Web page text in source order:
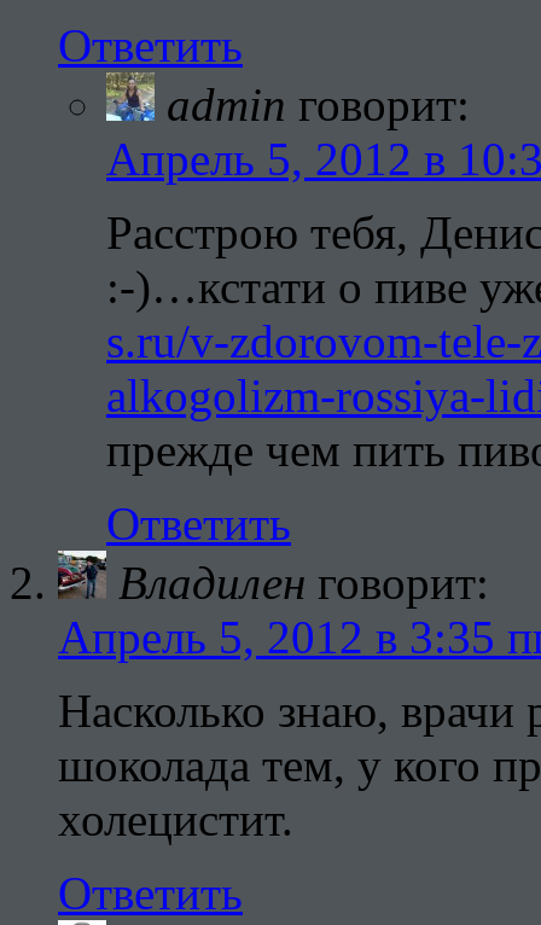
Ответить
admin говорит:
Апрель 5, 2012 в
Расстрою тебя,
:-)…кстати о пиве
s.ru/v-zdorovom-
alkogolizm-rossiya-
прежде чем пить
Ответить
Владилен говорит:
Апрель 5, 2012 в 3:35
Насколько знаю, врачи
шоколада тем, у кого
холецистит.
Ответить